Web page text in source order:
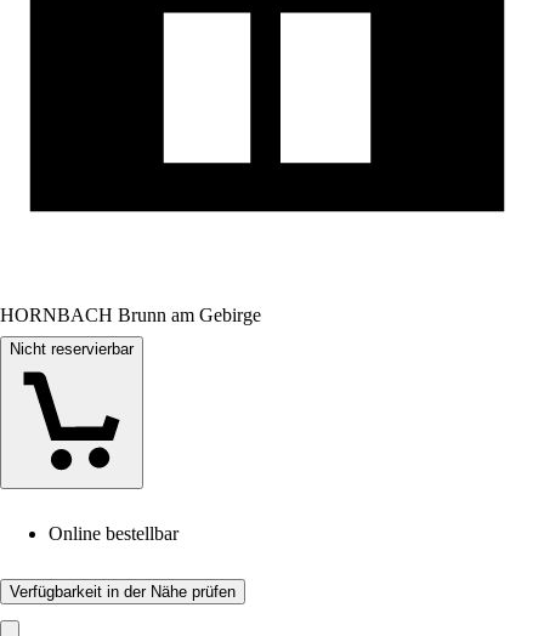
HORNBACH Brunn am Gebirge
Nicht reservierbar
Online bestellbar
Verfügbarkeit in der Nähe prüfen